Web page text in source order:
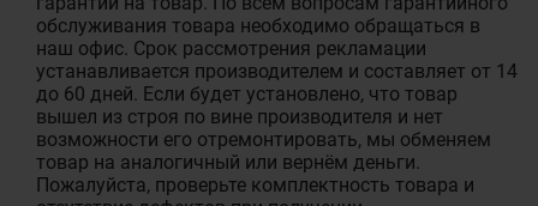
обслуживания товара необходимо обращаться в
наш офис. Срок рассмотрения рекламации
устанавливается производителем и составляет от 14
до 60 дней. Если будет установлено, что товар
вышел из строя по вине производителя и нет
возможности его отремонтировать, мы обменяем
товар на аналогичный или вернём деньги.
Пожалуйста, проверьте комплектность товара и